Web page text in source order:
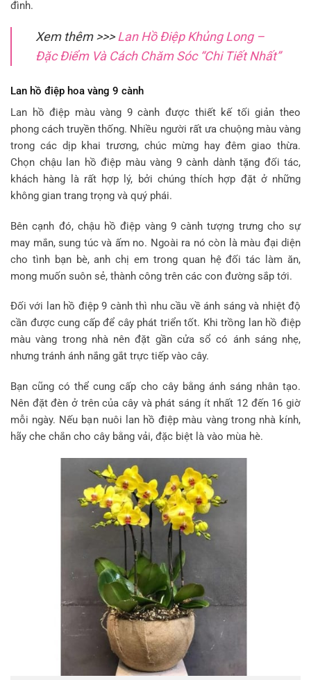
đình.
Xem thêm >>>Lan Hồ Điệp Khủng Long –
Đặc Điểm Và Cách Chăm Sóc “Chi Tiết Nhất”
Lan hồ điệp hoa vàng 9 cành
Lan hồ điệp màu vàng 9 cành được thiết kế tối giản theo
phong cách truyền thống. Nhiều người rất ưa chuộng màu vàng
trong các dịp khai trương, chúc mừng hay đêm giao thừa.
Chọn chậu lan hồ điệp màu vàng 9 cành dành tặng đối tác,
khách hàng là rất hợp lý, bởi chúng thích hợp đặt ở những
không gian trang trọng và quý phái.
Bên cạnh đó, chậu hồ điệp vàng 9 cành tượng trưng cho sự
may mắn, sung túc và ấm no. Ngoài ra nó còn là màu đại diện
cho tình bạn bè, anh chị em trong quan hệ đối tác làm ăn,
mong muốn suôn sẻ, thành công trên các con đường sắp tới.
Đối với lan hồ điệp 9 cành thì nhu cầu về ánh sáng và nhiệt độ
cần được cung cấp để cây phát triển tốt. Khi trồng lan hồ điệp
màu vàng trong nhà nên đặt gần cửa sổ có ánh sáng nhẹ,
nhưng tránh ánh nắng gắt trực tiếp vào cây.
Bạn cũng có thể cung cấp cho cây bằng ánh sáng nhân tạo.
Nên đặt đèn ở trên của cây và phát sáng ít nhất 12 đến 16 giờ
mỗi ngày. Nếu bạn nuôi lan hồ điệp màu vàng trong nhà kính,
hãy che chắn cho cây bằng vải, đặc biệt là vào mùa hè.